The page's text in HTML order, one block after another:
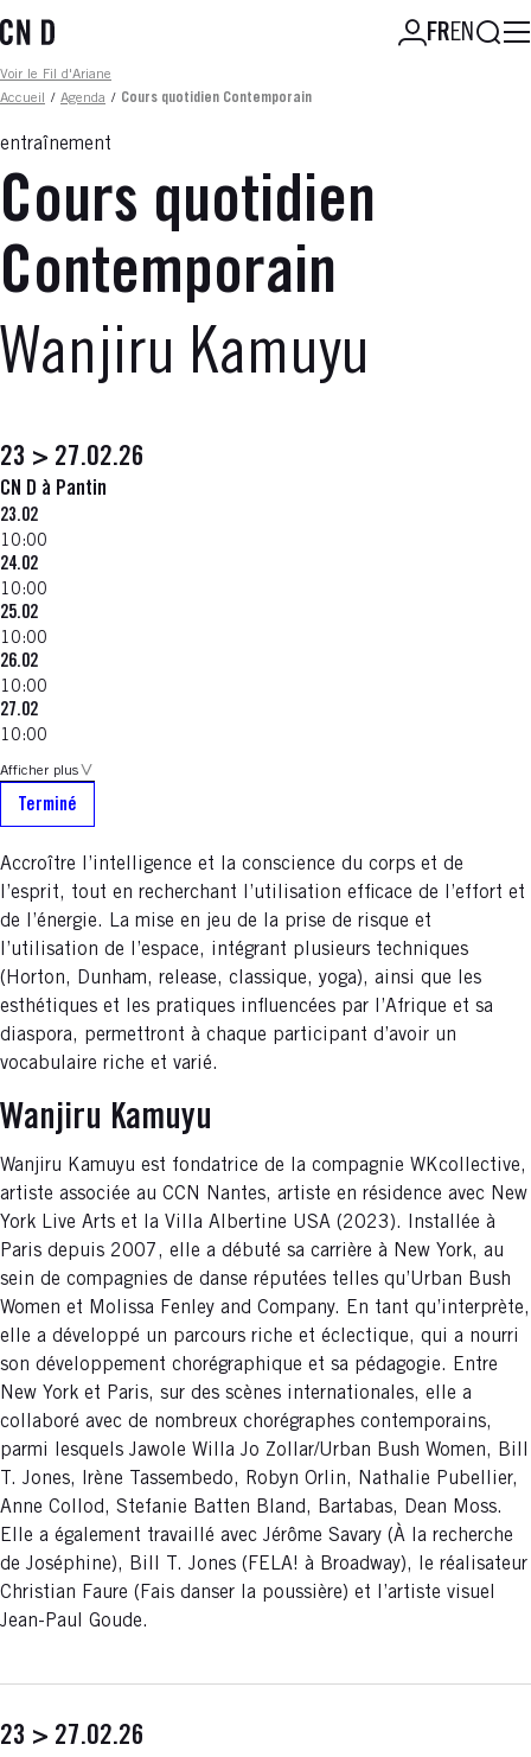
au
principal
FREN
Fil d'ariane
Voir le Fil d'Ariane
Accueil
/ Agenda / Cours quotidien Contemporain
entraînement
Cours quotidien
Contemporain
Wanjiru Kamuyu
23 > 27.02.26
CN D à Pantin
23.02
10:00
24.02
10:00
25.02
10:00
26.02
10:00
27.02
10:00
Afficher plus
Terminé
Accroître l’intelligence et la conscience du corps et de
l’esprit, tout en recherchant l’utilisation efficace de l’effort et
de l’énergie. La mise en jeu de la prise de risque et
l’utilisation de l’espace, intégrant plusieurs techniques
(Horton, Dunham, release, classique, yoga), ainsi que les
esthétiques et les pratiques influencées par l’Afrique et sa
diaspora, permettront à chaque participant d’avoir un
vocabulaire riche et varié.
Wanjiru Kamuyu
Wanjiru Kamuyu est fondatrice de la compagnie WKcollective,
artiste associée au CCN Nantes, artiste en résidence avec New
York Live Arts et la Villa Albertine USA (2023). Installée à
Paris depuis 2007, elle a débuté sa carrière à New York, au
sein de compagnies de danse réputées telles qu’Urban Bush
Women et Molissa Fenley and Company. En tant qu’interprète,
elle a développé un parcours riche et éclectique, qui a nourri
son développement chorégraphique et sa pédagogie. Entre
New York et Paris, sur des scènes internationales, elle a
collaboré avec de nombreux chorégraphes contemporains,
parmi lesquels Jawole Willa Jo Zollar/Urban Bush Women, Bill
T. Jones, Irène Tassembedo, Robyn Orlin, Nathalie Pubellier,
Anne Collod, Stefanie Batten Bland, Bartabas, Dean Moss.
Elle a également travaillé avec Jérôme Savary (À la recherche
de Joséphine), Bill T. Jones (FELA! à Broadway), le réalisateur
Christian Faure (Fais danser la poussière) et l’artiste visuel
Jean-Paul Goude.
23 > 27.02.26